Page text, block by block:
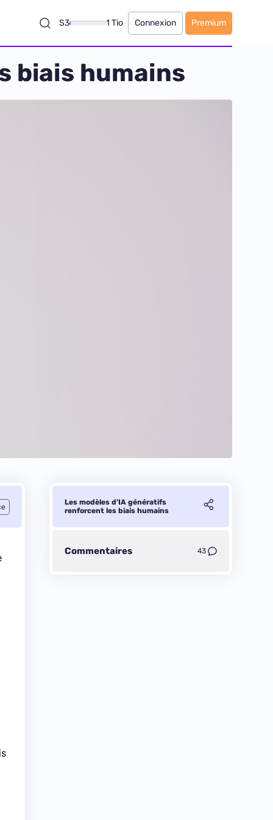
S3 1 Tio Connexion Premium
biais humains
Les modèles d’IA génératifs
renforcent les biais humains
Commentaires 43